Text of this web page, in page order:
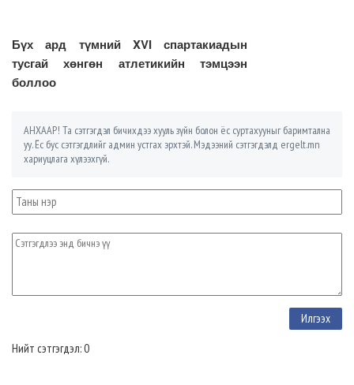
Бүх ард түмний XVI спартакиадын
тусгай хөнгөн атлетикийн тэмцээн
боллоо
АНХААР! Та сэтгэгдэл бичихдээ хууль зүйн болон ёс суртахууныг баримтална
уу. Ёс бус сэтгэгдлийг админ устгах эрхтэй. Мэдээний сэтгэгдэлд ergelt.mn
хариуцлага хүлээхгүй.
Нийт сэтгэгдэл: 0